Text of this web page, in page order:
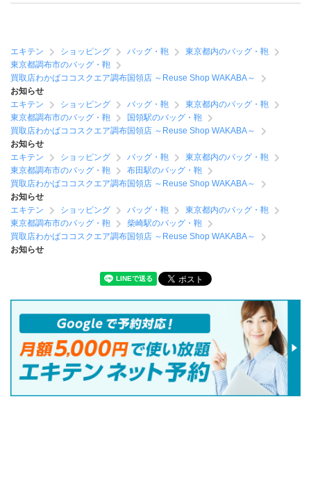
エキテン ショッピング バッグ・鞄
東京都内のバッグ・鞄
東京都調布市のバッグ・鞄
買取店わかばココスクエア調布国領店 ～Reuse Shop WAKABA～
お知らせ
エキテン
ショッピング バッグ・鞄
東京都内のバッグ・鞄
東京都調布市のバッグ・鞄
国領駅のバッグ・鞄
買取店わかばココスクエア調布国領店 ～Reuse Shop WAKABA～
お知らせ
エキテン
ショッピング バッグ・鞄
東京都内のバッグ・鞄
東京都調布市のバッグ・鞄
布田駅のバッグ・鞄
買取店わかばココスクエア調布国領店 ～Reuse Shop WAKABA～
お知らせ
エキテン
ショッピング バッグ・鞄
東京都内のバッグ・鞄
東京都調布市のバッグ・鞄
柴崎駅のバッグ・鞄
買取店わかばココスクエア調布国領店 ～Reuse Shop WAKABA～
お知らせ